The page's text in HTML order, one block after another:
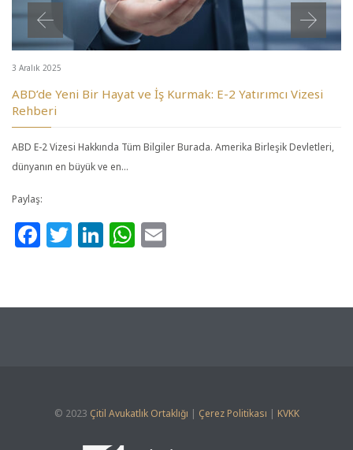
3 Aralık 2025
ABD’de Yeni Bir Hayat ve İş Kurmak: E-2 Yatırımcı Vizesi
Rehberi
ABD E-2 Vizesi Hakkında Tüm Bilgiler Burada. Amerika Birleşik Devletleri,
dünyanın en büyük ve en…
Paylaş:
Facebook
Twitter
LinkedIn
WhatsApp
© 2023 Çitil Avukatlık Ortaklığı | Çerez Politikası | KVKK